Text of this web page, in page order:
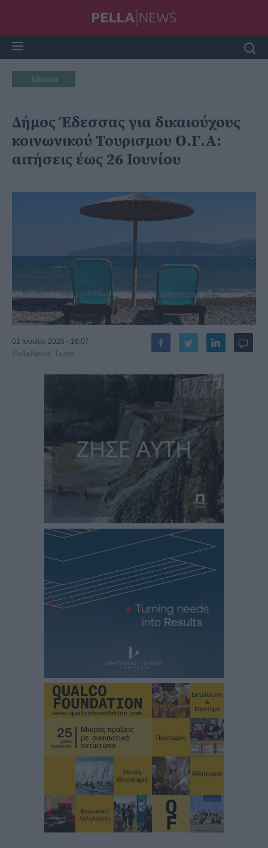
Έδεσσα
Δήμος Έδεσσας για δικαιούχους
κοινωνικού Τουρισμου Ο.Γ.Α:
αιτήσεις έως 26 Ιουνίου
01 Ιουνίου 2020 - 16:07
PellaNews Team